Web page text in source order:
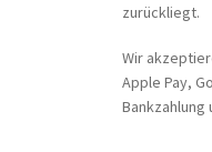
zurückliegt.
Wir
Apple Pay,
Bankzahlung